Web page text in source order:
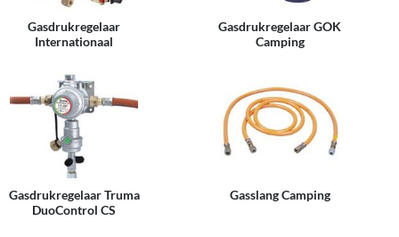
Gasdrukregelaar
Internationaal
Gasdrukregelaar GOK
Camping
Gasdrukregelaar Truma
DuoControl CS
Gasslang Camping